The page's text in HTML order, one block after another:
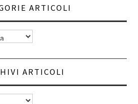
ARTICOLI
ARTICOLI